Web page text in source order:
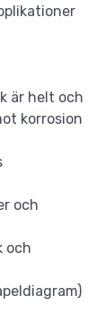
är helt och
korrosion
och
och